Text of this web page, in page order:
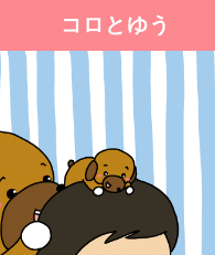
コロとゆう